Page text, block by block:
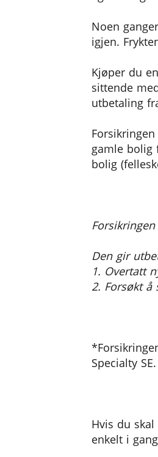
Noen
igjen.
Kjøper du
sittende
utbetaling
gamle bolig
bolig
Den gir
1. Overtatt
2. Forsøkt
Specialty
Hvis du
enkelt i